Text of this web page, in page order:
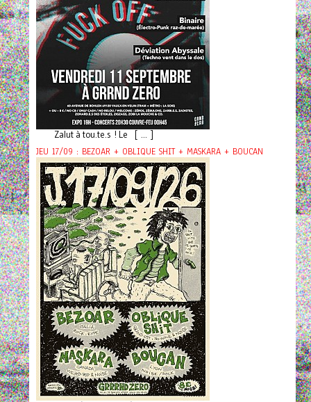
Zalut à tou.te.s ! Le [ ... ]
JEU 17/09 : BEZOAR + OBLIQUE SHIT + MASKARA + BOUCAN